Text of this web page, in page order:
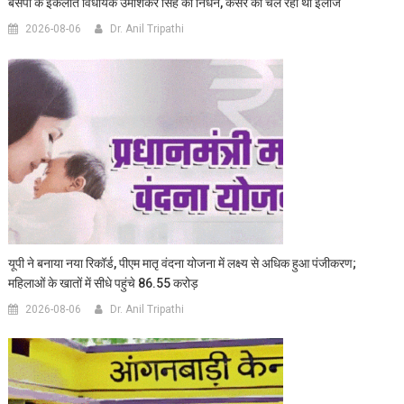
2026-08-06 Dr. Anil Tripathi
यूपी ने बनाया नया रिकॉर्ड, पीएम मातृ वंदना योजना में लक्ष्य से अधिक हुआ पंजीकरण;
महिलाओं के खातों में सीधे पहुंचे 86.55 करोड़
2026-08-06 Dr. Anil Tripathi